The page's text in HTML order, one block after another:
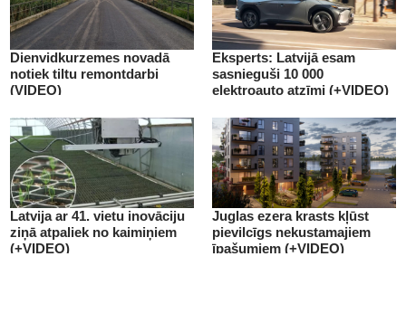
Dienvidkurzemes novadā
notiek tiltu remontdarbi
(VIDEO)
Eksperts: Latvijā esam
sasnieguši 10 000
elektroauto atzīmi (+VIDEO)
Latvija ar 41. vietu inovāciju
ziņā atpaliek no kaimiņiem
(+VIDEO)
Juglas ezera krasts kļūst
pievilcīgs nekustamajiem
īpašumiem (+VIDEO)